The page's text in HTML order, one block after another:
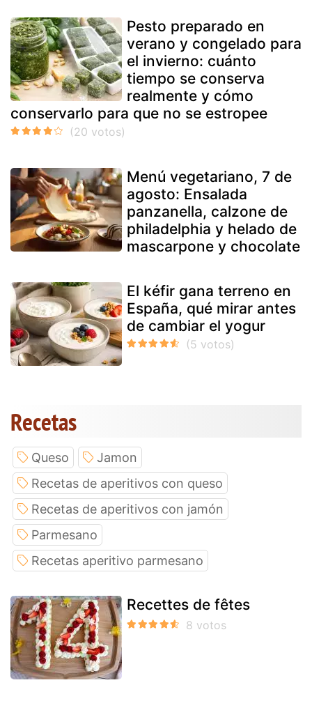
Pesto preparado en
verano y congelado para
el invierno: cuánto
tiempo se conserva
realmente y cómo
conservarlo para que no se estropee
Menú vegetariano, 7 de
agosto: Ensalada
panzanella, calzone de
philadelphia y helado de
mascarpone y chocolate
El kéfir gana terreno en
España, qué mirar antes
de cambiar el yogur
Recetas
Queso
Jamon
Recetas de aperitivos con queso
Recetas de aperitivos con jamón
Parmesano
Recetas aperitivo parmesano
Recettes de fêtes